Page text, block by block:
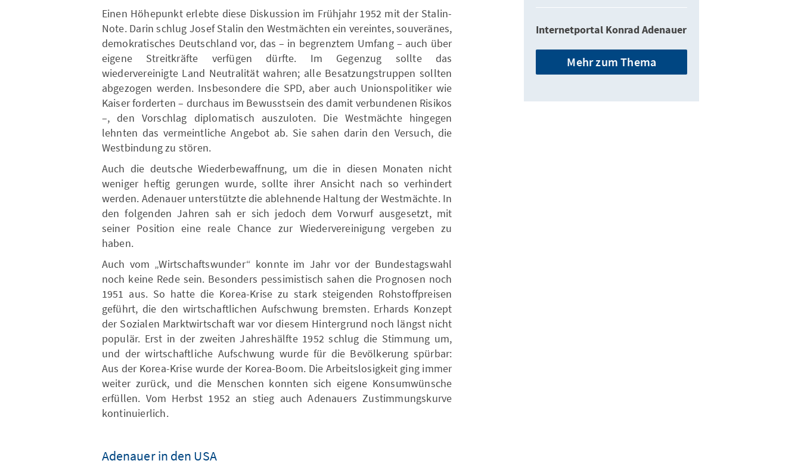
Einen Höhepunkt erlebte diese Diskussion im Frühjahr 1952 mit der Stalin-
Note. Darin schlug Josef Stalin den Westmächten ein vereintes, souveränes,
demokratisches Deutschland vor, das – in begrenztem Umfang – auch über
eigene Streitkräfte verfügen dürfte. Im Gegenzug sollte das
wiedervereinigte Land Neutralität wahren; alle Besatzungstruppen sollten
abgezogen werden. Insbesondere die SPD, aber auch Unionspolitiker wie
Kaiser forderten – durchaus im Bewusstsein des damit verbundenen Risikos
–, den Vorschlag diplomatisch auszuloten. Die Westmächte hingegen
lehnten das vermeintliche Angebot ab. Sie sahen darin den Versuch, die
Westbindung zu stören.
Auch die deutsche Wiederbewaffnung, um die in diesen Monaten nicht
weniger heftig gerungen wurde, sollte ihrer Ansicht nach so verhindert
werden. Adenauer unterstützte die ablehnende Haltung der Westmächte. In
den folgenden Jahren sah er sich jedoch dem Vorwurf ausgesetzt, mit
seiner Position eine reale Chance zur Wiedervereinigung vergeben zu
haben.
Auch vom „Wirtschaftswunder“ konnte im Jahr vor der Bundestagswahl
noch keine Rede sein. Besonders pessimistisch sahen die Prognosen noch
1951 aus. So hatte die Korea-Krise zu stark steigenden Rohstoffpreisen
geführt, die den wirtschaftlichen Aufschwung bremsten. Erhards Konzept
der Sozialen Marktwirtschaft war vor diesem Hintergrund noch längst nicht
populär. Erst in der zweiten Jahreshälfte 1952 schlug die Stimmung um,
und der wirtschaftliche Aufschwung wurde für die Bevölkerung spürbar:
Aus der Korea-Krise wurde der Korea-Boom. Die Arbeitslosigkeit ging immer
weiter zurück, und die Menschen konnten sich eigene Konsumwünsche
erfüllen. Vom Herbst 1952 an stieg auch Adenauers Zustimmungskurve
kontinuierlich.
Adenauer in den USA
Internetportal Konrad Adenauer
Mehr zum Thema